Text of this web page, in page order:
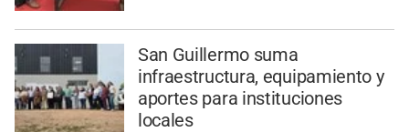
San Guillermo suma
infraestructura, equipamiento y
aportes para instituciones
locales